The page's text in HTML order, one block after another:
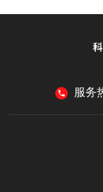
服务